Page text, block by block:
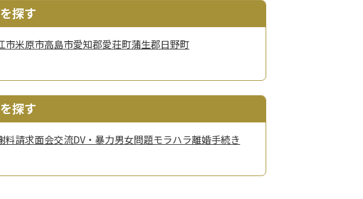
探す
市米原市高島市愛知郡愛荘町蒲生郡日野町
探す
料請求面会交流DV・暴力男女問題モラハラ離婚手続き